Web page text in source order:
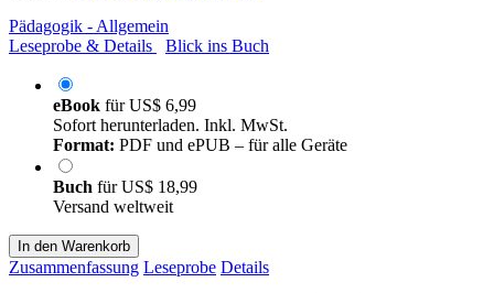
Pädagogik - Allgemein
Leseprobe & Details
Blick ins Buch
eBook fürUS$ 6,99
Sofort herunterladen. Inkl. MwSt.
Format: PDF und ePUB – für alle Geräte
Buch fürUS$ 18,99
Versand weltweit
In den Warenkorb
Zusammenfassung Leseprobe Details